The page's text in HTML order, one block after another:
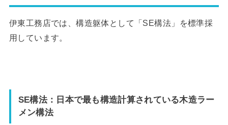
伊東工務店では、構造躯体として「SE構法」を標準採
用しています。
SE構法：日本で最も構造計算されている木造ラー
メン構法